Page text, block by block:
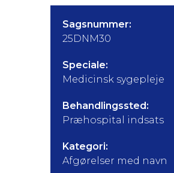
Sagsnummer:
25DNM30
Speciale:
Medicinsk sygepleje
Behandlingssted:
Præhospital indsats
Kategori:
Afgørelser med navn